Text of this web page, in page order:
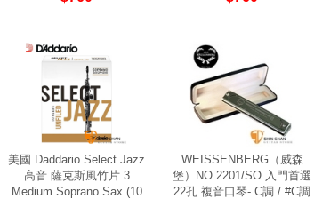
美國 Daddario Select Jazz
高音 薩克斯風竹片 3
Medium Soprano Sax (10
WEISSENBERG（威森
堡）NO.2201/SO 入門首選
22孔 複音口琴- C調 / #C調